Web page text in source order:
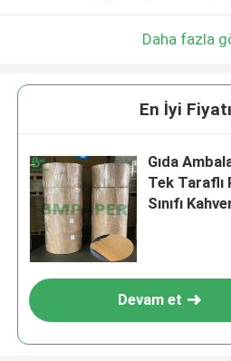
Daha fazla
En İyi
Gıda
Tek Taraflı
Sınıfı
Devam et